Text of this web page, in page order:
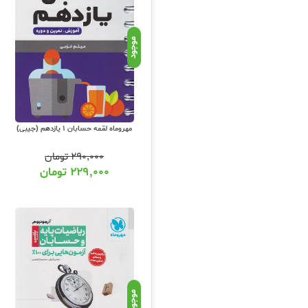
کتابهای کمک درسی حسابان متوسطه
انتشارات کمک آموزشی کشور با تخفیف ویژه و حداقل 15 درصد تخفیف و ارسال رایگان کتاب به سراسر کشور می باشد. ما بر اساس
برگزار می نماییم که با پیگیری
مهروماه ، الگو ، کاگو ، مشاوران و...
خرید کتاب آموزش درس
خرید کتاب های کمک آموزشی درس
تحویل بگیرید. سفارشات شهر تهران
شما عزیزان شامل ضمانت اصالت و
بگیرید تا در اسرع وقت نسبت به رفع
موجود
مهروماه لقمه حسابان 1 یازدهم (جیبی)
۲۹۰,۰۰۰تومان
۲۲۹,۰۰۰ تومان
موجود